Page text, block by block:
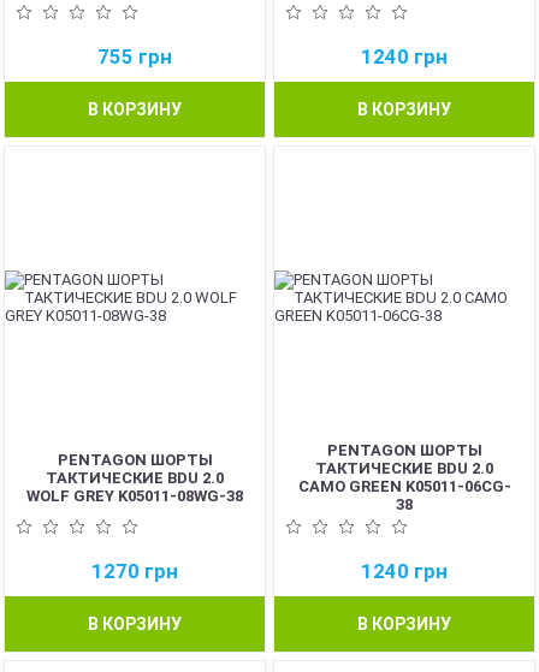
755 грн
В КОРЗИНУ
1240 грн
В КОРЗИНУ
PENTAGON ШОРТЫ
ТАКТИЧЕСКИЕ BDU 2.0
WOLF GREY K05011-08WG-38
1270 грн
В КОРЗИНУ
PENTAGON ШОРТЫ
ТАКТИЧЕСКИЕ BDU 2.0
CAMO GREEN K05011-06CG-
38
1240 грн
В КОРЗИНУ